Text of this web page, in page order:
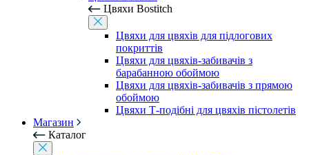
Цвяхи Bostitch
Цвяхи для цвяхів для підлогових
покриттів
Цвяхи для цвяхів-забивачів з
барабанною обоймою
Цвяхи для цвяхів-забивачів з прямою
обоймою
Цвяхи Т-подібні для цвяхів пістолетів
Магазин
Каталог